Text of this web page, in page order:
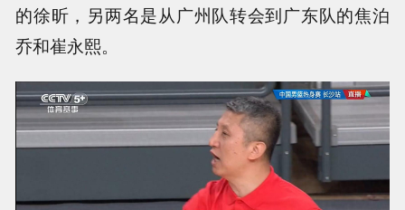
的徐昕，另两名是从广州队转会到广东队的焦泊
乔和崔永熙。